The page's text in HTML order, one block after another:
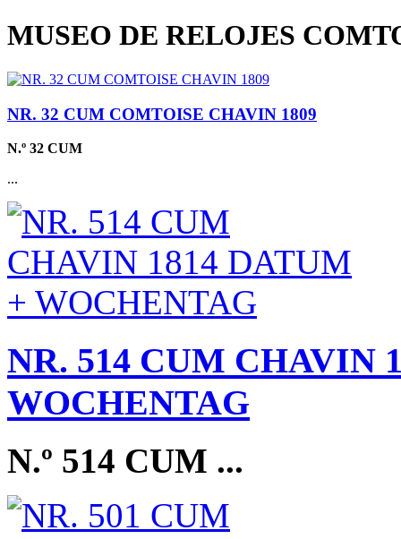
MUSEO DE RELOJES
NR. 32 CUM COMTOISE CHAVIN 1809
N.º 32 CUM
...
NR. 514 CUM CHAVIN
WOCHENTAG
N.º 514 CUM ...